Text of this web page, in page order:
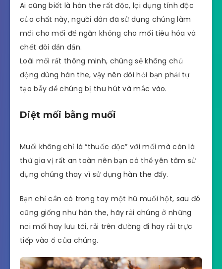
Ai cũng biết là hàn the rất độc, lợi dụng tính độc
của chất này, người dân đã sử dụng chúng làm
mồi cho mối để ngăn không cho mối tiêu hóa và
chết đòi dần dần.
Loài mối rất thông minh, chúng sẽ không chủ
động dùng hàn the, vậy nên đòi hỏi bạn phải tự
tạo bẫy để chúng bị thu hút và mắc vào.
Diệt mối bằng muối
Muối không chỉ là “thuốc độc” với mối mà còn là
thứ gia vị rất an toàn nên bạn có thể yên tâm sử
dụng chúng thay vì sử dụng hàn the đấy.
Bạn chỉ cần có trong tay một hũ muối hột, sau đó
cũng giống như hàn the, hãy rải chúng ở những
nơi mối hay lưu tới, rải trên đường đi hay rải trực
tiếp vào ổ của chúng.